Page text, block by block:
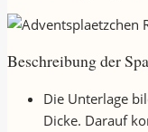
Beschreibung der
Die Unterlage
Dicke. Darauf